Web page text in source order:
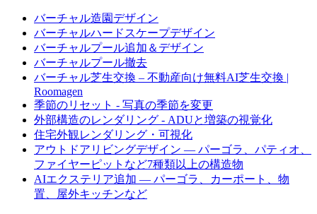
バーチャル造園デザイン
バーチャルハードスケープデザイン
バーチャルプール追加＆デザイン
バーチャルプール撤去
バーチャル芝生交換 – 不動産向け無料AI芝生交換 |
Roomagen
季節のリセット - 写真の季節を変更
外部構造のレンダリング - ADUと増築の視覚化
住宅外観レンダリング・可視化
アウトドアリビングデザイン — パーゴラ、パティオ、
ファイヤーピットなど7種類以上の構造物
AIエクステリア追加 — パーゴラ、カーポート、物
置、屋外キッチンなど